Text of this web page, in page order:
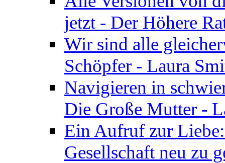
jetzt - Der Höhere
Wir sind alle
Schöpfer - Laura
Navigieren in
Die Große Mutter -
Ein Aufruf zur
Gesellschaft neu zu